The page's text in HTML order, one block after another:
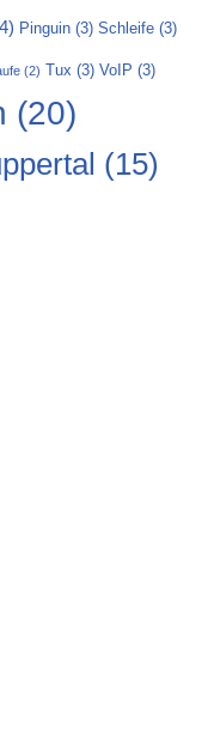
Pinguin (3) Schleife (3)
(2) Tux (3) VoIP (3)
(20)
(15)